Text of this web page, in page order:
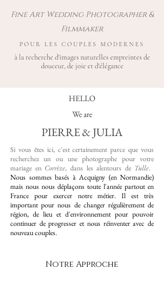
Fine Art Wedding Photographer &
Filmmaker
POUR LES COUPLES MODERNES
à la recherche d'images naturelles empreintes de
douceur, de joie et d'élégance
HELLO
We are
PIERRE & JULIA
Si vous êtes ici, c'est certainement parce que vous
recherchez un ou une photographe pour votre
mariage en Corrèze, dans les alentours de Tulle. ​
Nous sommes basés à Acquigny (en Normandie)
mais nous nous déplaçons toute l'année partout en
France pour exercer notre métier. Il est très
important pour nous de changer régulièrement de
région, de lieu et d'environnement pour pouvoir
continuer de progresser et nous réinventer avec de
nouveau couples.
Notre Approche